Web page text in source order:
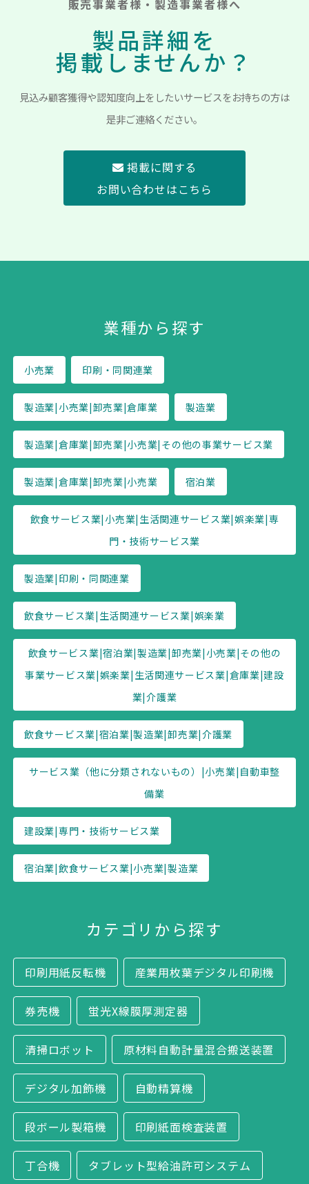
販売事業者様・製造事業者様へ
製品詳細を
掲載しませんか？
見込み顧客獲得や認知度向上をしたいサービスをお持ちの方は
是非ご連絡ください。
掲載に関する
お問い合わせはこちら
業種から探す
小売業 印刷・同関連業
製造業|小売業|卸売業|倉庫業 製造業
製造業|倉庫業|卸売業|小売業|その他の事業サービス業
製造業|倉庫業|卸売業|小売業 宿泊業
飲食サービス業|小売業|生活関連サービス業|娯楽業|専
門・技術サービス業
製造業|印刷・同関連業
飲食サービス業|生活関連サービス業|娯楽業
飲食サービス業|宿泊業|製造業|卸売業|小売業|その他の
事業サービス業|娯楽業|生活関連サービス業|倉庫業|建設
業|介護業
飲食サービス業|宿泊業|製造業|卸売業|介護業
サービス業（他に分類されないもの）|小売業|自動車整
備業
建設業|専門・技術サービス業
宿泊業|飲食サービス業|小売業|製造業
カテゴリから探す
印刷用紙反転機 産業用枚葉デジタル印刷機
券売機 蛍光X線膜厚測定器
清掃ロボット 原材料自動計量混合搬送装置
デジタル加飾機 自動精算機
段ボール製箱機 印刷紙面検査装置
丁合機 タブレット型給油許可システム